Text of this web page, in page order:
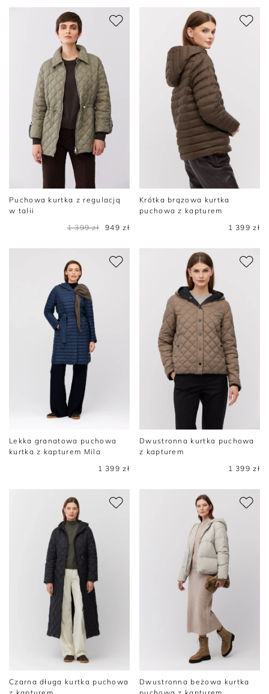
Puchowa kurtka z regulacją
w talii
1 399 zł
949 zł
Krótka brązowa kurtka
puchowa z kapturem
1 399 zł
Lekka granatowa puchowa
kurtka z kapturem Mila
1 399 zł
Dwustronna kurtka puchowa
z kapturem
1 399 zł
Czarna długa kurtka puchowa
Dwustronna beżowa kurtka